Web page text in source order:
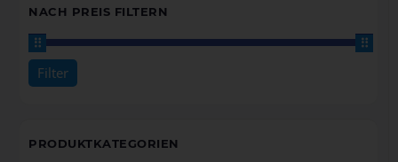
NACH PREIS FILTERN
Filter
PRODUKTKATEGORIEN